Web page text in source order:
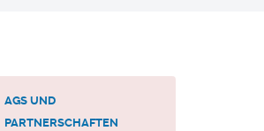
AGS UND
PARTNERSCHAFTEN